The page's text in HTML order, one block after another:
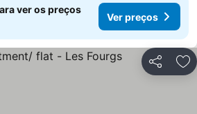
ver os preços
Ver preços
Partilhar